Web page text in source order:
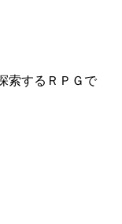
索するＲＰＧで